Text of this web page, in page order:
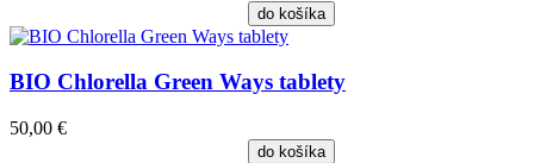
do košíka
BIO Chlorella Green Ways tablety
50,00 €
do košíka